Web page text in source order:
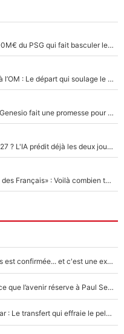
Akliouche, Mika Godts... La semaine à 100M€ du PSG qui fait basculer le mercato du PSG !
Climat toxique et affaire de harcèlement à l’OM : Le départ qui soulage le vestiaire de Bruno Genesio
«Très, très agréablement surpris» : Bruno Genesio fait une promesse pour la suite du mercato de l’OM et rassure les supporters
PSG : Deux gros transferts bouclés en 2027 ? L'IA prédit déjà les deux joueurs qui pourraient rejoindre Luis Enrique !
«C'est un beau salaire par rapport à 90 % des Français» : Voilà combien touchait Nelson Monfort sur France Télévisions avant de rejoindre CNews
La signature du grand rival de Paul Seixas est confirmée... et c'est une excellente nouvelle pour l'équipe Decathlon-CMA CGM !
Tour de France - Échec sur échec, voilà ce que l’avenir réserve à Paul Seixas : «Tant qu’il y aura un Pogacar comme celui-là...»
Paul Seixas chez UAE avec Tadej Pogacar : Le transfert qui effraie le peloton, «c’est la pire des choses qui puisse arriver»